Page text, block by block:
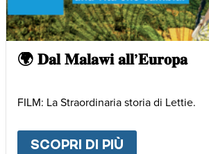
🌍 𝐃𝐚𝐥 𝐌𝐚𝐥𝐚𝐰𝐢 𝐚𝐥𝐥’𝐄𝐮𝐫𝐨𝐩𝐚
FILM: La Straordinaria storia di Lettie.
SCOPRI DI PIÙ